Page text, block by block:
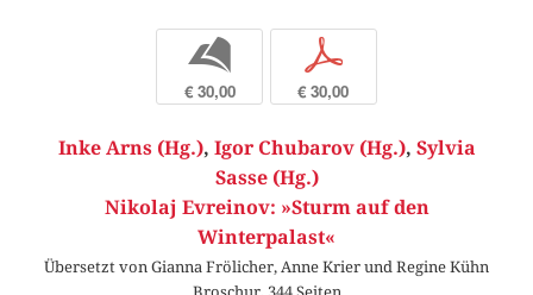
b
€ 30,00
p
€ 30,00
Inke Arns (Hg.), Igor Chubarov (Hg.), Sylvia
Sasse (Hg.)
Nikolaj Evreinov: »Sturm auf den
Winterpalast«
Übersetzt von Gianna Frölicher, Anne Krier und Regine Kühn